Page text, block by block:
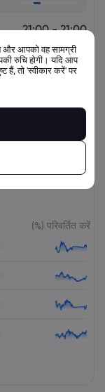
21:00 - 21:00
21:00 - 21:00
(%) परिवर्तित करें
और आपको वह सामग्री
रुचि होगी। यदि आप
हैं, तो 'स्वीकार करें' पर